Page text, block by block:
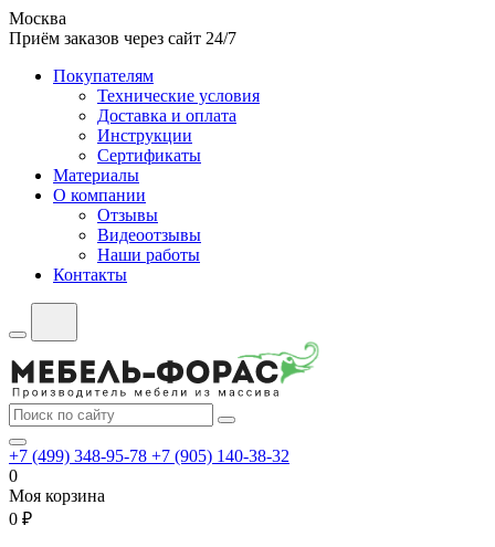
Москва
Приём заказов через сайт 24/7
Покупателям
Технические условия
Доставка и оплата
Инструкции
Сертификаты
Материалы
О компании
Отзывы
Видеоотзывы
Наши работы
Контакты
+7 (499) 348-95-78 +7 (905) 140-38-32
0
Моя корзина
0 ₽